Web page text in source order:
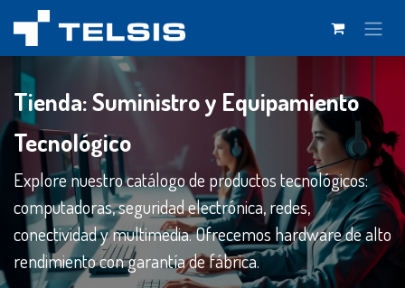
Ir al contenido
Tienda: Suministro y Equipamiento
Tecnológico
Explore nuestro catálogo de productos tecnológicos:
computadoras, seguridad electrónica, redes,
conectividad y multimedia. Ofrecemos hardware de alto
rendimiento con garantía de fábrica.